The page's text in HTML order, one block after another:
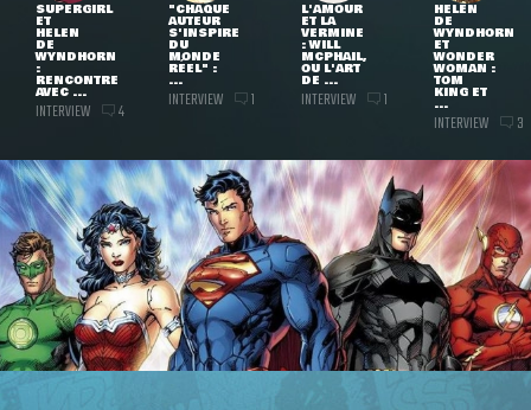
SUPERGIRL
ET
HELEN
DE
WYNDHORN
:
RENCONTRE
AVEC ...
INTERVIEW 4
"CHAQUE
AUTEUR
S'INSPIRE
DU
MONDE
RÉEL" :
...
INTERVIEW 1
L'AMOUR
ET LA
VERMINE
: WILL
MCPHAIL,
OU L'ART
DE ...
INTERVIEW 1
HELEN
DE
WYNDHORN
ET
WONDER
WOMAN :
TOM
KING ET
...
INTERVIEW 3